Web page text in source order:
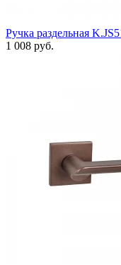
Ручка раздельная
1 008 руб.